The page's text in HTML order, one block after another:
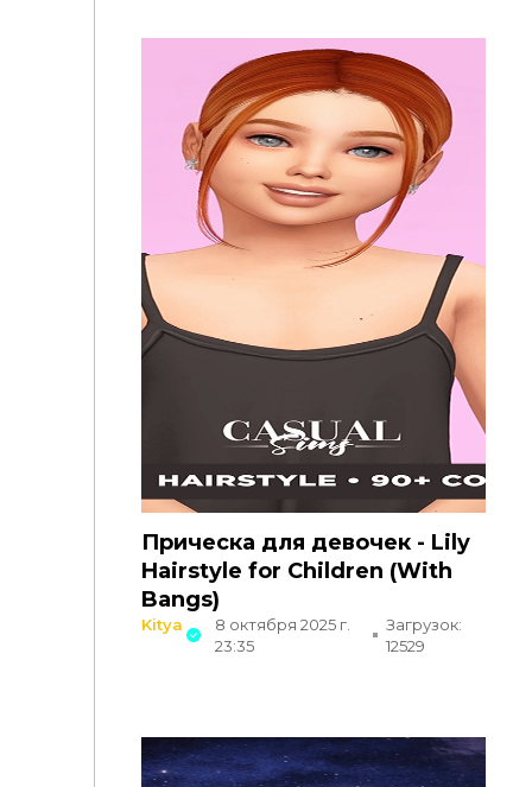
Прическа для девочек - Lily
Hairstyle for Children (With
Bangs)
Kitya
8 октября 2025 г.
23:35
Загрузок:
12529